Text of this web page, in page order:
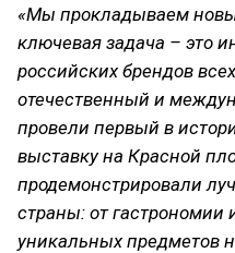
«Мы прокладываем
ключевая задача – это
российских брендов
отечественный и
провели первый в
выставку на Красной
продемонстрировали
страны: от гастрономии
уникальных предметов